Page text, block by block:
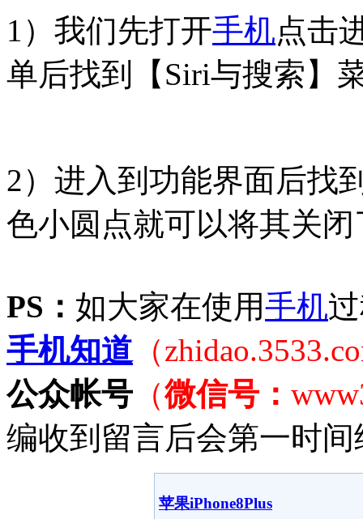
1）我们先打开手机点击
单后找到【Siri与搜索】
2）进入到功能界面后找
色小圆点就可以将其关
PS： 如大家在使用手机
手机知道 （
公众帐号（微信号：
编收到留言后会第一时
苹果iPhone8Plus